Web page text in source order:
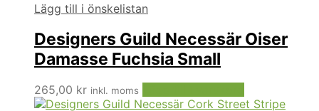
Lägg till i önskelistan
Designers Guild Necessär Oiser
Damasse Fuchsia Small
265,00 kr inkl. moms